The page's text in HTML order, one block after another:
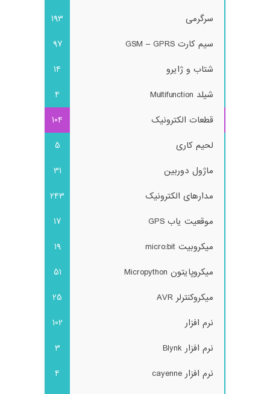
سرگرمی
193
سیم کارت GSM – GPRS
97
شتاب و ژایرو
14
شیلد Multifunction
4
قطعات الکترونیک
104
لحیم کاری
5
ماژول دوربین
31
مدارهای الکترونیک
243
موقعیت یاب GPS
17
میکروبیت micro:bit
19
میکروپایتون Micropython
51
میکروکنترلر AVR
25
نرم افزار
102
نرم افزار Blynk
3
نرم افزار cayenne
4